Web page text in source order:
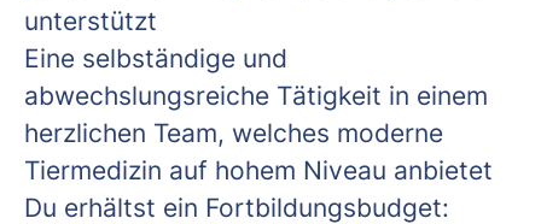
unterstützt
Eine selbständige und
abwechslungsreiche Tätigkeit in einem
herzlichen Team, welches moderne
Tiermedizin auf hohem Niveau anbietet
Du erhältst ein Fortbildungsbudget: